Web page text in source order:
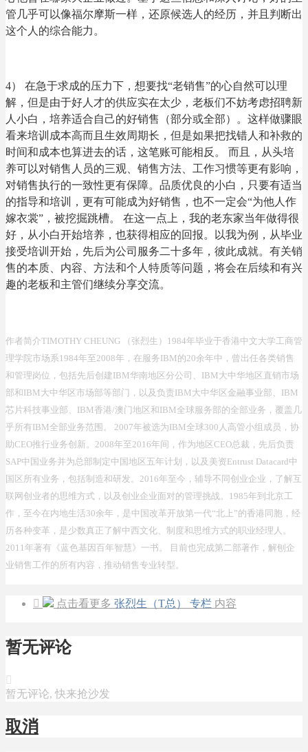
管几乎可以像福尔摩斯一样，还原候选人的经历，并且判断出
这个人的综合能力。
4） 在急于求成的压力下，想要找“老销售”的心自然可以理
解，但是由于好人才的供应实在太少，老板们不妨考虑招聘新
人小白，培养适合自己的好销售（部分或全部）。这样做骤眼
看来培训成本高而且生效周期长，但是如果把找错人和补救的
时间和成本也算进去的话，这笔账可能相反。 而且，从头培
养可以对销售人员的三观、销售方法、工作习惯等更有影响，
对销售执行的一致性更有保障。品质优良的小白，只要有适当
的指导和培训，更有可能成为好销售，也不一定会“为他人作
嫁衣裳”，被挖掘跳槽。 在这一点上，我的老东家当年做得很
好，从小白开始培养，也获得相应的回报。以我为例，从毕业
接受培训开始，先后为公司服务二十多年，彼此成就。有关销
售的本质、内容、方法和个人特质等问题，将会在后续和有兴
趣的老板和主管们继续分享交流。
作者简介TIMOTHY CHEUNG （张烈生）1984年毕业于香港中文大学工商管
理学院市场系1984年至2008年，在服务IBM的20余年中，曾出任各类销售
和管理岗位，包括先后创建IBM华南地区分公司、IBM大中华地区直销市场
部和IBM大中华区市场部等部门，以及负责IBM大中华区金融事业部、IBM
芯片科技事业部、IBM香港/澳门地区和IBM全球服务部的全部业务，覆盖几
乎所有IBM全部业务范围。 2007年被选为IBM全球300人高管小组成员，协
助CEO推行业务创新。2008年至2016年间，作为地区CEO总裁，先后负责
SAP中国业务并为总部制定中国地区五年计划，以及美资Entrust Datacard中
国区所有业务，包括制造和研发。2016年至今，辅导不同创业企业，了解互
联网创业者的思维方式，以及创业企业面对的管理挑战。1985年到北京工
作，至今在内地生活30余年，是中国改革开放第一代“北上”的香港同胞，经
历各种变革，是少数真正了解中西文化、制度和思维方式的职业经理人。
2011年著有《蓝色基因百年智慧》一书。 目前也完成第二部著作，解刨企
业销售工作的所有内容，推动销售专业转型。
 点击看更多 张烈生（T总） 专栏 内容
暂无评论

暂无评论, 快来抢沙发
取消